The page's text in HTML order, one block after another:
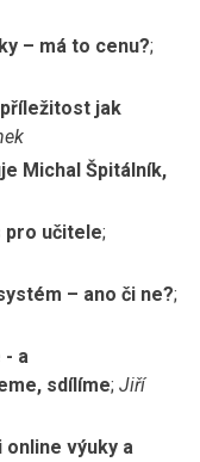
– má to cenu?;
jak
Michal Špitálník,
pro učitele;
– ano či ne?;
- a
sdílíme; Jiří
online výuky a